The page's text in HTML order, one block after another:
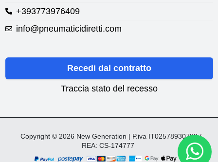
+393773976409
info@pneumaticidiretti.com
Recedi dal contratto
Traccia stato del recesso
Copyright © 2026 New Generation | P.iva IT02578930782 /
REA: CS-174777